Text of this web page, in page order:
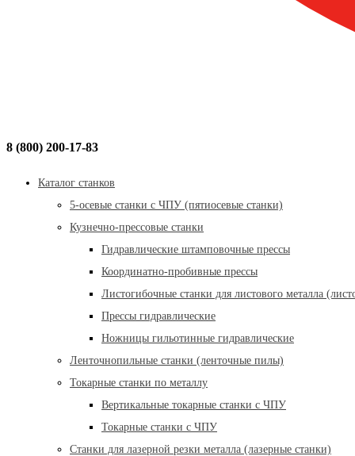
8 (800) 200-17-83
Каталог станков
5-осевые станки с ЧПУ (пятиосевые станки)
Кузнечно-прессовые станки
Гидравлические штамповочные прессы
Координатно-пробивные прессы
Листогибочные станки для листового металла
Прессы гидравлические
Ножницы гильотинные гидравлические
Ленточнопильные станки (ленточные пилы)
Токарные станки по металлу
Вертикальные токарные станки с ЧПУ
Токарные станки с ЧПУ
Станки для лазерной резки металла (лазерные станки)